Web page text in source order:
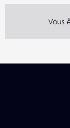
Vous